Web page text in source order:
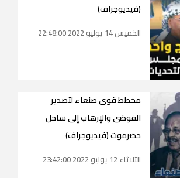
(فيديوجراف)
الخميس 14 يوليو 2022 22:48:00
مخطط ‫قوى صنعاء‬ لتصدير
الفوضى والإرهاب إلى ‫ساحل
حضرموت‬ (فيديوجراف)‫
الثلاثاء 12 يوليو 2022 23:42:00